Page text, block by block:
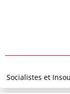
Socialistes et